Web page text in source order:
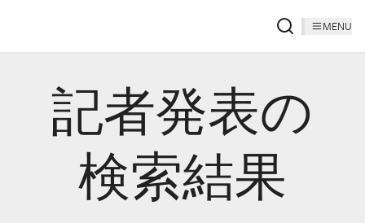
MENU
記者発表の
検索結果